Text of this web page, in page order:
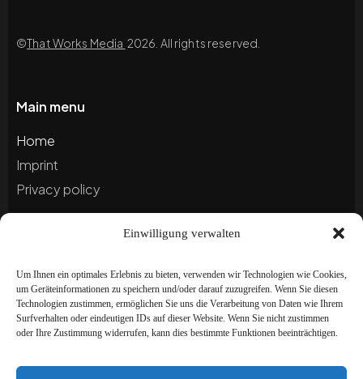
Einwilligung verwalten
Um Ihnen ein optimales Erlebnis zu bieten, verwenden wir Technologien wie Cookies,
um Geräteinformationen zu speichern und/oder darauf zuzugreifen. Wenn Sie diesen
Technologien zustimmen, ermöglichen Sie uns die Verarbeitung von Daten wie Ihrem
Surfverhalten oder eindeutigen IDs auf dieser Website. Wenn Sie nicht zustimmen
oder Ihre Zustimmung widerrufen, kann dies bestimmte Funktionen beeinträchtigen.
©That Works Media 2026. All rights reserved.
Main menu
Home
Imprint
Privacy policy
Newsletter
receive special offers!